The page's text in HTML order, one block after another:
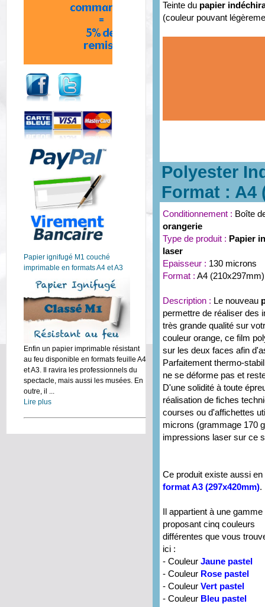
Papier ignifugé M1 couché
imprimable en formats A4 et A3
Enfin un papier imprimable résistant
au feu disponible en formats feuille A4
et A3. Il ravira les professionnels du
spectacle, mais aussi les musées. En
outre, il ...
Lire plus
Teinte du papier
(couleur pouvant
Polyester
Format : A4
Conditionnement : Boîte
orangerie
Type de produit : Papier
laser
Epaisseur : 130 microns
Format : A4 (210x297mm)
Description : Le nouveau
permettre de réaliser des
très grande qualité sur
couleur orange, ce film
sur les deux faces afin
Parfaitement thermo-
ne se déforme pas et
D'une solidité à toute
réalisation de fiches
courses ou d'affichettes
microns (grammage 170
impressions laser sur ce
Ce produit existe aussi en
format A3 (297x420mm).
Il appartient à une gamme
proposant cinq couleurs
différentes que vous
ici :
- Couleur Jaune pastel
- Couleur Rose pastel
- Couleur Vert pastel
- Couleur Bleu pastel